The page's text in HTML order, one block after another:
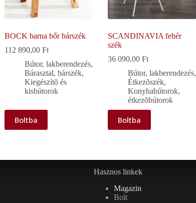
BOCK barna bőr bárszék
112 890,00Ft
Bútor, lakberendezés,
Bárasztal, bárszék,
Kiegészítõ és
kisbútorok
Boltba
SCANDINAVIA fehér
szék
36 090,00Ft
Bútor, lakberendezés,
Étkezõszék,
Konyhabútorok,
étkezõbútorok
Boltba
Hasznos linkek
Magazin
Bolt